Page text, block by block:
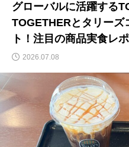
グローバルに活躍する
TOGETHERとタリーズ
ト！注目の商品実食レポ
2026.07.08